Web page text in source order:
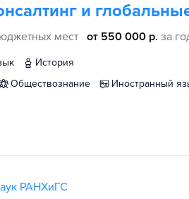
и
мест от 550 000 р. за
история
обществознание иностранный
РАНХиГС